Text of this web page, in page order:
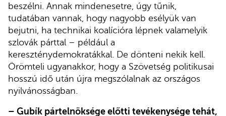
beszélni. Annak mindenesetre, úgy tűnik,
tudatában vannak, hogy nagyobb esélyük van
bejutni, ha technikai koalícióra lépnek valamelyik
szlovák párttal – például a
kereszténydemokratákkal. De dönteni nekik kell.
Örömteli ugyanakkor, hogy a Szövetség politikusai
hosszú idő után újra megszólalnak az országos
nyilvánosságban.
– Gubík pártelnöksége előtti tevékenysége tehát,